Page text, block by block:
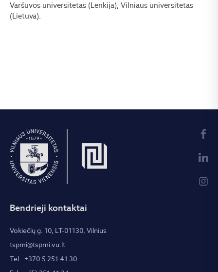
Varšuvos universitetas (Lenkija); Vilniaus universitetas
(Lietuva).
Bendrieji kontaktai
Vokiečių g. 10, LT-01130, Vilnius
tspmi@tspmi.vu.lt
Tel.: +370 5 251 41 30